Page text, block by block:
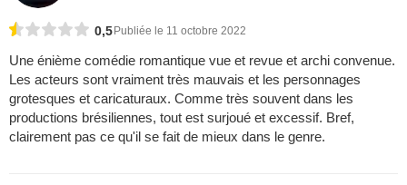
0,5Publiée le 11 octobre 2022
Une énième comédie romantique vue et revue et archi convenue.
Les acteurs sont vraiment très mauvais et les personnages
grotesques et caricaturaux. Comme très souvent dans les
productions brésiliennes, tout est surjoué et excessif. Bref,
clairement pas ce qu'il se fait de mieux dans le genre.